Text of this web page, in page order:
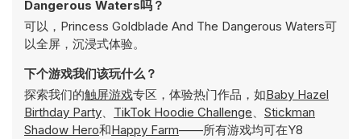
Dangerous Waters吗？
可以，Princess Goldblade And The Dangerous Waters可
以全屏，沉浸式体验。
下个游戏我们该玩什么？
探索我们的触屏游戏专区，体验热门作品，如Baby Hazel
Birthday Party、 TikTok Hoodie Challenge、 Stickman
Shadow Hero和Happy Farm——所有游戏均可在Y8